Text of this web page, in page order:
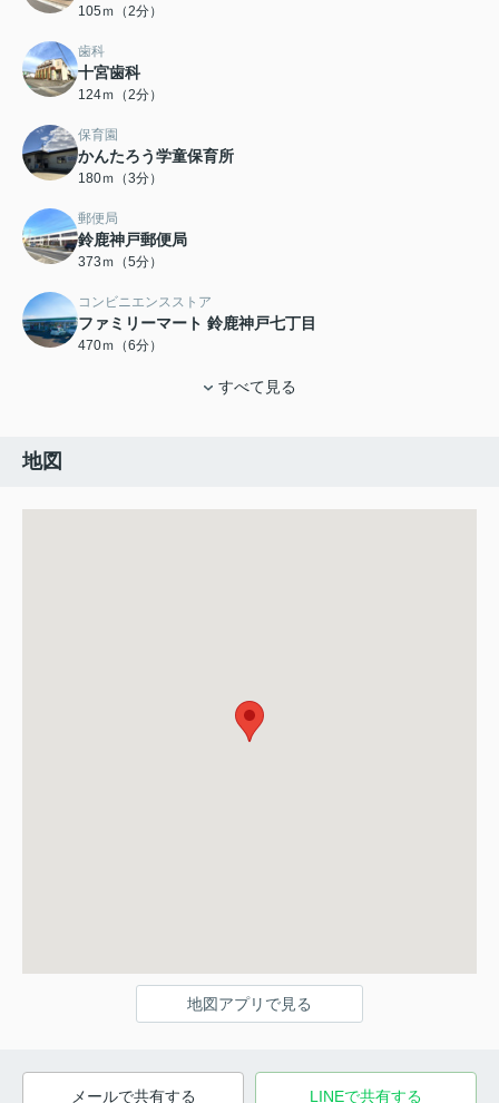
105ｍ（2分）
歯科
十宮歯科
124ｍ（2分）
保育園
かんたろう学童保育所
180ｍ（3分）
郵便局
鈴鹿神戸郵便局
373ｍ（5分）
コンビニエンスストア
ファミリーマート 鈴鹿神戸七丁目
470ｍ（6分）
すべて見る
地図
地図アプリで見る
メールで共有する LINEで共有する